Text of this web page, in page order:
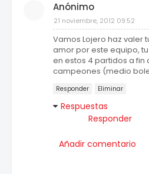
Anónimo
21 noviembre, 2012 09:52
Vamos Lojero haz valer
amor por este equipo,
en estos 4 partidos a fin
campeones (medio
Responder Eliminar
Respuestas
Responder
Añadir comentario